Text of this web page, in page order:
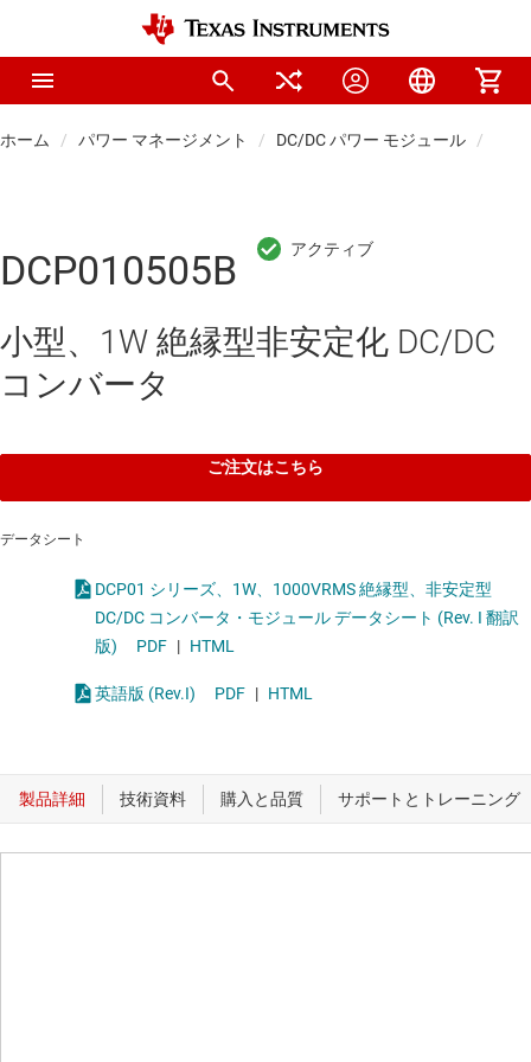
ホーム パワー マネージメント DC/DC パワー モジュール
DCP010505B
小型、1W 絶縁型非安定化 DC/DC
コンバータ
ご注文はこちら
データシート
DCP01 シリーズ、1W、1000VRMS 絶縁型、非安定型
DC/DC コンバータ・モジュール データシート (Rev. I 翻訳
版)
PDF | HTML
英語版 (Rev.I) PDF | HTML